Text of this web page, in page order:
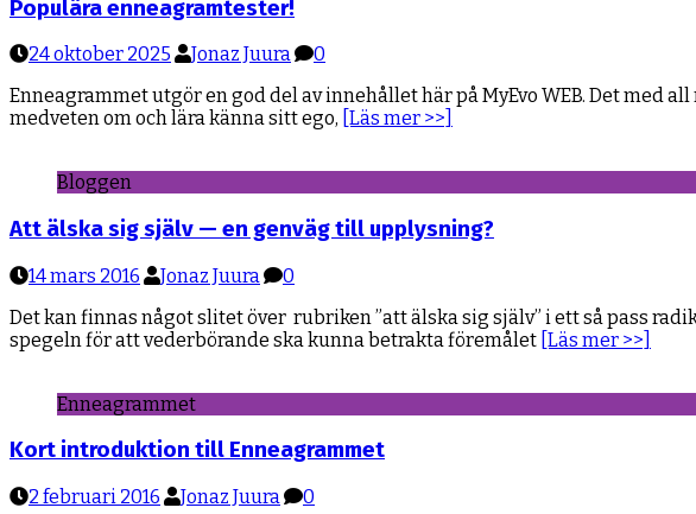
Populära enneagramtester!
24 oktober 2025 Jonaz Juura
0
Enneagrammet utgör en god del av innehållet här på MyEvo WEB. Det
medveten om och lära känna sitt ego, [Läs mer >>]
Bloggen
Att älska sig själv — en genväg till upplysning?
14 mars 2016 Jonaz Juura
0
Det kan finnas något slitet över rubriken ”att älska sig själv” i ett så pass
spegeln för att vederbörande ska kunna betrakta föremålet [Läs mer >>]
Enneagrammet
Kort introduktion till Enneagrammet
2 februari 2016 Jonaz Juura
0